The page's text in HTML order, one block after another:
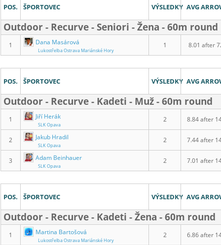
POS. ŠPORTOVEC VÝSLEDKY AVG
Outdoor - Recurve - Seniori - Žena - 60m round
1 Dana Masárová
Lukostřelba Ostrava Mariánské Hory
1 8.01 after
POS. ŠPORTOVEC VÝSLEDKY AVG
Outdoor - Recurve - Kadeti - Muž - 60m round
1 Jiří Herák
SLK Opava
2 8.84 after
2 Jakub Hradil
SLK Opava
2 7.44 after
3 Adam Beinhauer
SLK Opava
2 7.01 after
POS. ŠPORTOVEC VÝSLEDKY AVG
Outdoor - Recurve - Kadeti - Žena - 60m round
1 Martina Bartošová
Lukostřelba Ostrava Mariánské Hory
2 6.86 after